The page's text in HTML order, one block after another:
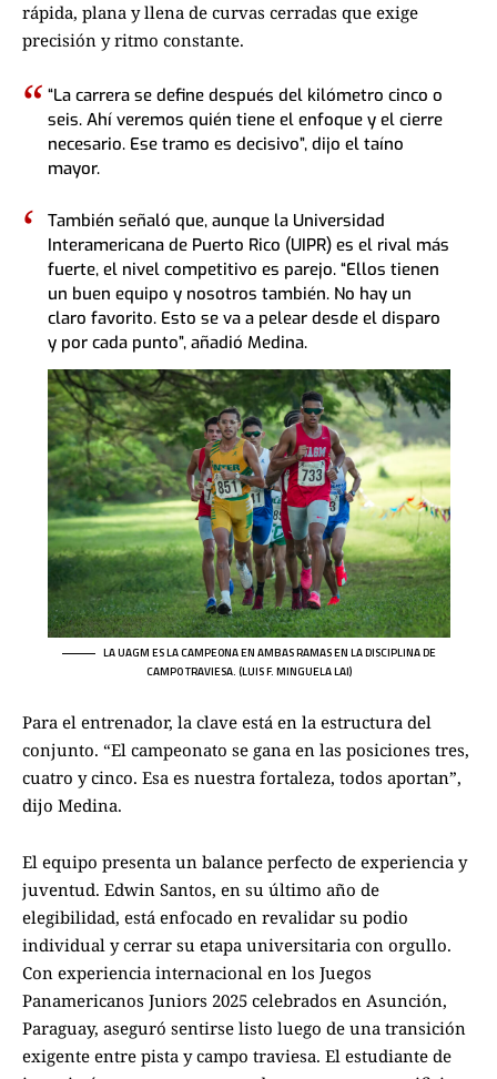
rápida, plana y llena de curvas cerradas que exige
precisión y ritmo constante.
“La carrera se define después del kilómetro cinco o
seis. Ahí veremos quién tiene el enfoque y el cierre
necesario. Ese tramo es decisivo”, dijo el taíno
mayor.
También señaló que, aunque la Universidad
Interamericana de Puerto Rico (UIPR) es el rival más
fuerte, el nivel competitivo es parejo. “Ellos tienen
un buen equipo y nosotros también. No hay un
claro favorito. Esto se va a pelear desde el disparo
y por cada punto”, añadió Medina.
LA UAGM ES LA CAMPEONA EN AMBAS RAMAS EN LA DISCIPLINA DE
CAMPO TRAVIESA. (LUIS F. MINGUELA LAI)
Para el entrenador, la clave está en la estructura del
conjunto. “El campeonato se gana en las posiciones tres,
cuatro y cinco. Esa es nuestra fortaleza, todos aportan”,
dijo Medina.
El equipo presenta un balance perfecto de experiencia y
juventud. Edwin Santos, en su último año de
elegibilidad, está enfocado en revalidar su podio
individual y cerrar su etapa universitaria con orgullo.
Con experiencia internacional en los Juegos
Panamericanos Juniors 2025 celebrados en Asunción,
Paraguay, aseguró sentirse listo luego de una transición
exigente entre pista y campo traviesa. El estudiante de